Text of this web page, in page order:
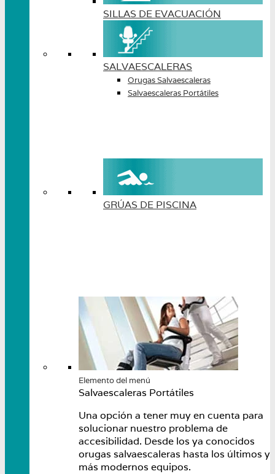
SILLAS DE EVACUACIÓN
SALVAESCALERAS
Orugas Salvaescaleras
Salvaescaleras Portátiles
GRÚAS DE PISCINA
Elemento del menú
Salvaescaleras Portátiles
Una opción a tener muy en cuenta para
solucionar nuestro problema de
accesibilidad. Desde los ya conocidos
orugas salvaescaleras hasta los últimos y
más modernos equipos.